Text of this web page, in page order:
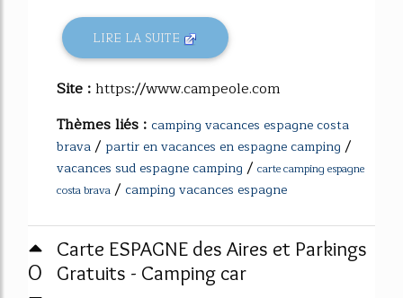
LIRE LA SUITE
Site :https://www.campeole.com
Thèmes liés : camping vacances espagne costa
brava/ partir en vacances en espagne camping /
vacances sud espagne camping / carte camping espagne
costa brava / camping vacances espagne
0
Carte ESPAGNE des Aires et Parkings
Gratuits - Camping car